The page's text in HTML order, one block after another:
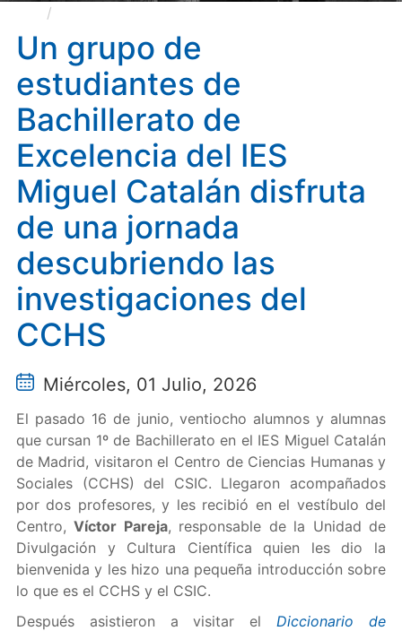
Excelencia del IES Miguel Catalán disfruta de una
jornada descubriendo las investigaciones del CCHS
Un grupo de
estudiantes de
Bachillerato de
Excelencia del IES
Miguel Catalán disfruta
de una jornada
descubriendo las
investigaciones del
CCHS
Miércoles, 01 Julio, 2026
El pasado 16 de junio, ventiocho alumnos y alumnas
que cursan 1º de Bachillerato en el IES Miguel Catalán
de Madrid, visitaron el Centro de Ciencias Humanas y
Sociales (CCHS) del CSIC. Llegaron acompañados
por dos profesores, y les recibió en el vestíbulo del
Centro,Víctor Pareja, responsable de la Unidad de
Divulgación y Cultura Científica quien les dio la
bienvenida y les hizo una pequeña introducción sobre
lo que es el CCHS y el CSIC.
Después asistieron a visitar el Diccionario de